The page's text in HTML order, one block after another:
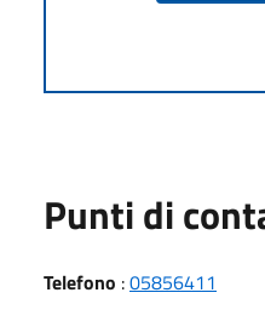
Punti di
Telefono :05856411